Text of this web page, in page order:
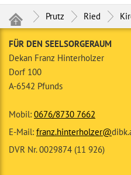
Prutz Ried
FÜR DEN SEELSORGERAUM
Dekan Franz Hinterholzer
Dorf 100
A-6542 Pfunds
Mobil: 0676/8730 7662
E-Mail: franz.hinterholzer@
DVR Nr. 0029874 (11 926)